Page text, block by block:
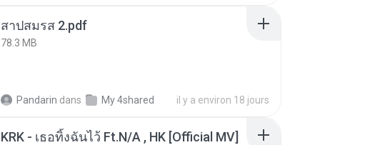
สาปสมรส 2.pdf
78.3 MB
Pandarin dans My 4shared il y a environ 18 jours
KRK - เธอทิ้งฉันไว้ Ft.N/A , HK [Official MV]